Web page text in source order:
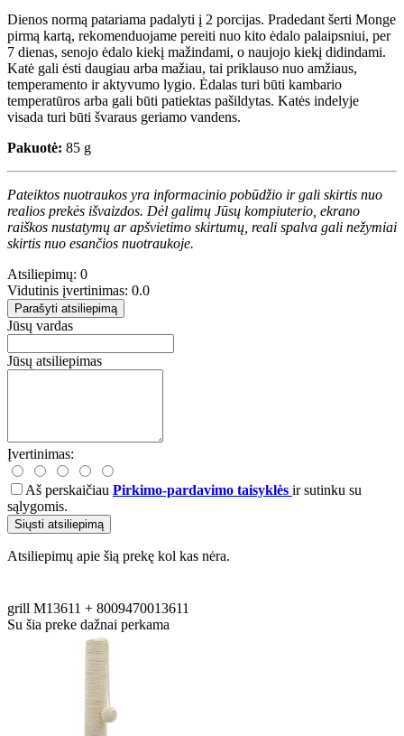
Dienos normą patariama padalyti į 2 porcijas. Pradedant šerti Monge
pirmą kartą, rekomenduojame pereiti nuo kito ėdalo palaipsniui, per
7 dienas, senojo ėdalo kiekį mažindami, o naujojo kiekį didindami.
Katė gali ėsti daugiau arba mažiau, tai priklauso nuo amžiaus,
temperamento ir aktyvumo lygio. Ėdalas turi būti kambario
temperatūros arba gali būti patiektas pašildytas. Katės indelyje
visada turi būti švaraus geriamo vandens.
Pakuotė: 85 g
Pateiktos nuotraukos yra informacinio pobūdžio ir gali skirtis nuo
realios prekės išvaizdos. Dėl galimų Jūsų kompiuterio, ekrano
raiškos nustatymų ar apšvietimo skirtumų, reali spalva gali nežymiai
skirtis nuo esančios nuotraukoje.
Atsiliepimų: 0
Vidutinis įvertinimas: 0.0
Parašyti atsiliepimą
Jūsų vardas
Jūsų atsiliepimas
Įvertinimas:
Aš perskaičiau Pirkimo-pardavimo taisyklės ir sutinku su
sąlygomis.
Siųsti atsiliepimą
Atsiliepimų apie šią prekę kol kas nėra.
grill M13611 + 8009470013611
Su šia preke dažnai perkama